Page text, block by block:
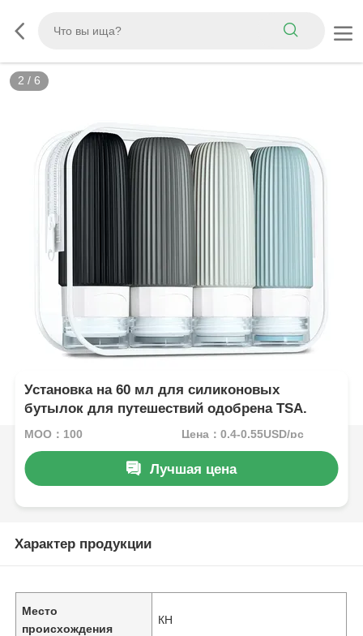
3 / 6
Установка на 60 мл для силиконовых
бутылок для путешествий одобрена TSA.
MOQ：100 Цена：0.4-0.55USD/pc
Лучшая цена
Характер продукции
Место
происхождения
КН